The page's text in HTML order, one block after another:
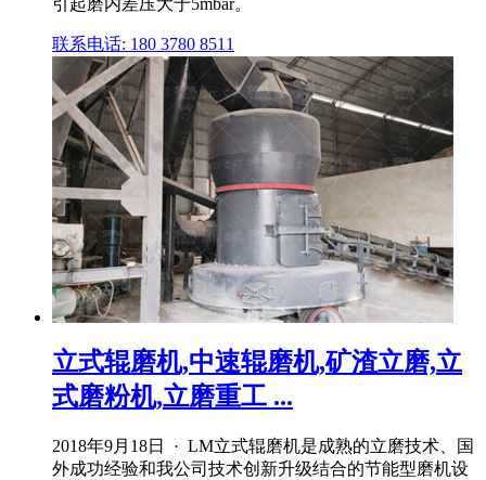
引起磨内差压大于5mbar。
联系电话: 180 3780 8511
立式辊磨机,中速辊磨机,矿渣立磨,立
式磨粉机,立磨重工 ...
2018年9月18日 · LM立式辊磨机是成熟的立磨技术、国
外成功经验和我公司技术创新升级结合的节能型磨机设